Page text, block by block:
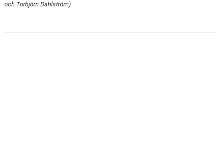
och Torbjörn Dahlström)